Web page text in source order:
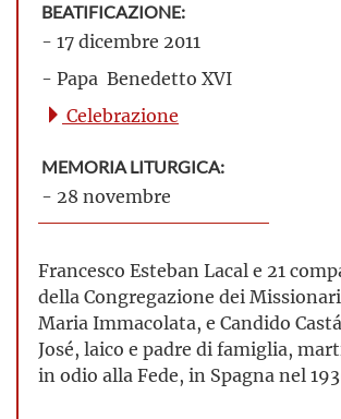
BEATIFICAZIONE:
- 17 dicembre 2011
- Papa Benedetto XVI
Celebrazione
MEMORIA LITURGICA:
- 28 novembre
Francesco Esteban Lacal e 21
della Congregazione dei
Maria Immacolata, e Candido
José, laico e padre di famiglia,
in odio alla Fede, in Spagna nel